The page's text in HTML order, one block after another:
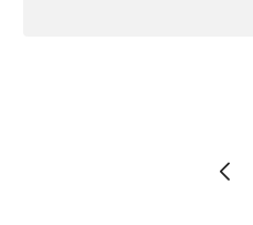
то качество выше